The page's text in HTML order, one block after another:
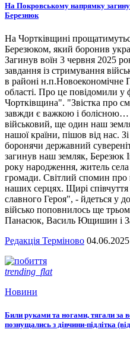
На Покровському напрямку
Березнюк
На Чортківщині
Березюком, який боронив
Загинув воїн 3 червня 2025
завдання із стримування
в районі н.п.Новоекономічне
області. Про це повідомили
Чортківщина". "Звістка про
завжди є важкою і
військовий, ще один наш
нашої країни, пішов від нас.
боронячи державний
загинув наш земляк, Березюк
року народження, житель
громади. Світлий спомин про
наших серцях. Щирі
славного Героя", - йдеться у
військо поповнилось ще
Панасюк, Василь Ющишин і
Редакція Терміново 04.06.2025
trending_flat
Новини
Били руками та ногами, тягали за
познущались з дівчини-підлітка